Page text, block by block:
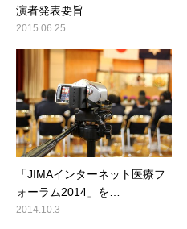
演者発表要旨
2015.06.25
「JIMAインターネット医療フ
ォーラム2014」を…
2014.10.3